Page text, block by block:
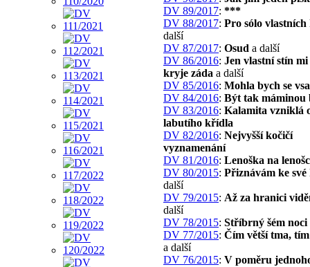
DV 89/2017: ***
DV 88/2017: Pro sólo
další
DV 87/2017: Osud a další
DV 86/2016: Jen vlastní stín
kryje záda a další
DV 85/2016: Mohla bych se
DV 84/2016: Být tak máminou
DV 83/2016: Kalamita vzniklá
labutího křídla
DV 82/2016: Nejvyšší kočičí
vyznamenání
DV 81/2016: Lenoška na
DV 80/2015: Přiznávám ke své
další
DV 79/2015: Až za hranici
další
DV 78/2015: Stříbrný šém noci
DV 77/2015: Čím větší tma,
a další
DV 76/2015: V poměru